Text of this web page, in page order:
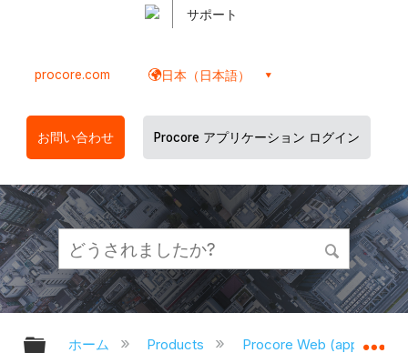
サポート
procore.com 日本（日本語）
お問い合わせ Procore アプリケーション ログイン
グローバル階層を展開/折りたたむ
ホーム Products Procore Web